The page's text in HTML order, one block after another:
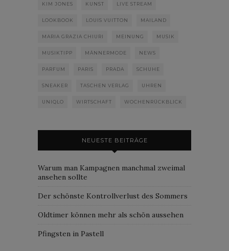
KIM JONES KUNST LIVE STREAM
LOOKBOOK LOUIS VUITTON MAILAND
MARIA GRAZIA CHIURI MEINUNG MUSIK
MUSIKTIPP MÄNNERMODE NEWS
PARFUM PARIS PRADA SCHUHE
SNEAKER TASCHEN VERLAG UHREN
UNIQLO WIRTSCHAFT WOCHENRÜCKBLICK
NEUESTE BEITRÄGE
Warum man Kampagnen manchmal zweimal
ansehen sollte
Der schönste Kontrollverlust des Sommers
Oldtimer können mehr als schön aussehen
Pfingsten in Pastell